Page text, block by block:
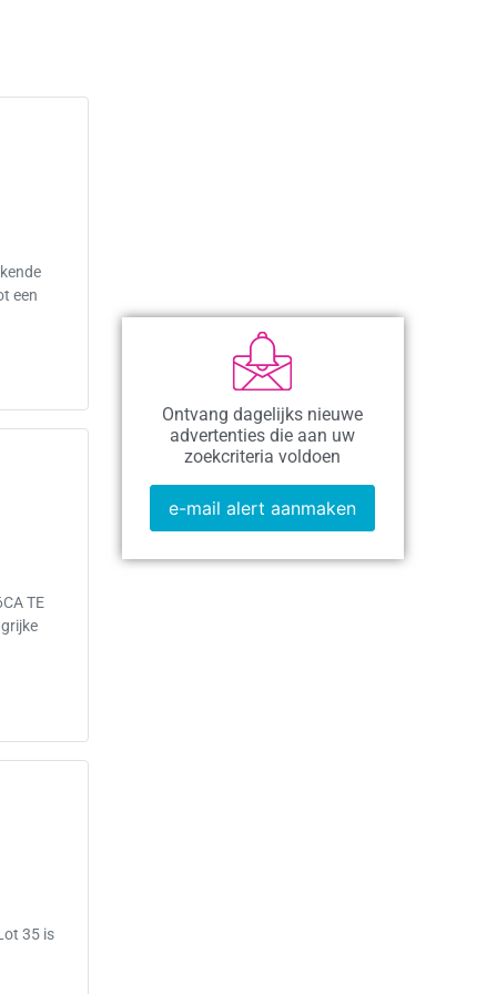
een
TE
35 is
Ontvang dagelijks nieuwe
advertenties die aan uw
zoekcriteria voldoen
e-mail alert aanmaken